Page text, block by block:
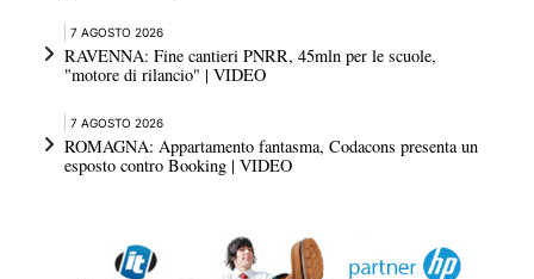
7 AGOSTO 2026
RAVENNA: Fine cantieri PNRR, 45mln per le scuole,
"motore di rilancio" | VIDEO
7 AGOSTO 2026
ROMAGNA: Appartamento fantasma, Codacons presenta un
esposto contro Booking | VIDEO